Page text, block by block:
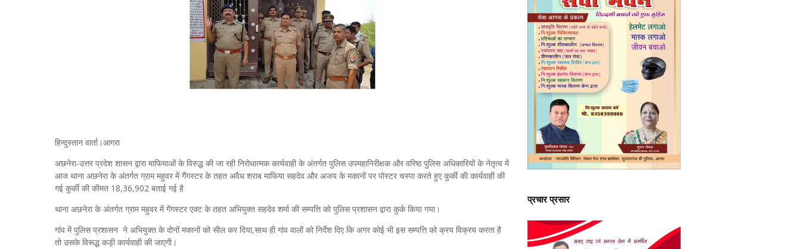
हिन्दुस्तान वार्ता।आगरा
अछनेरा-उत्तर प्रदेश शासन द्वारा माफियाओं के विरुद्ध की जा रही निरोधात्मक कार्यवाही के अंतर्गत पुलिस उपमहानिरीक्षक और वरिष्ठ पुलिस अधिकारियों के नेतृत्व में
आज थाना अछनेरा के अंतर्गत ग्राम महुवर में गैंगस्टर के तहत अवैध शराब माफिया सहदेव और अजय के मकानों पर पोस्टर चस्पा करते हुए कुर्की की कार्यवाही की
गई कुर्की की कीमत 18,36,902 बताई गई है
थाना अछनेरा के अंतर्गत ग्राम महुवर में गेंगस्टर एक्ट के तहत अभियुक्त सहदेव शर्मा की सम्पत्ति को पुलिस प्रशासन द्वारा कुर्क किया गया।
गांव में पुलिस प्रशासन ने अभियुक्त के दोनों मकानों को सील कर दिया,साथ ही गांव वालों को निर्देश दिए कि अगर कोई भी इस सम्पत्ति को क्रय विक्रय करता है
तो उसके विरूद्ध कड़ी कार्यवाही की जाएगी।
प्रचार प्रसार